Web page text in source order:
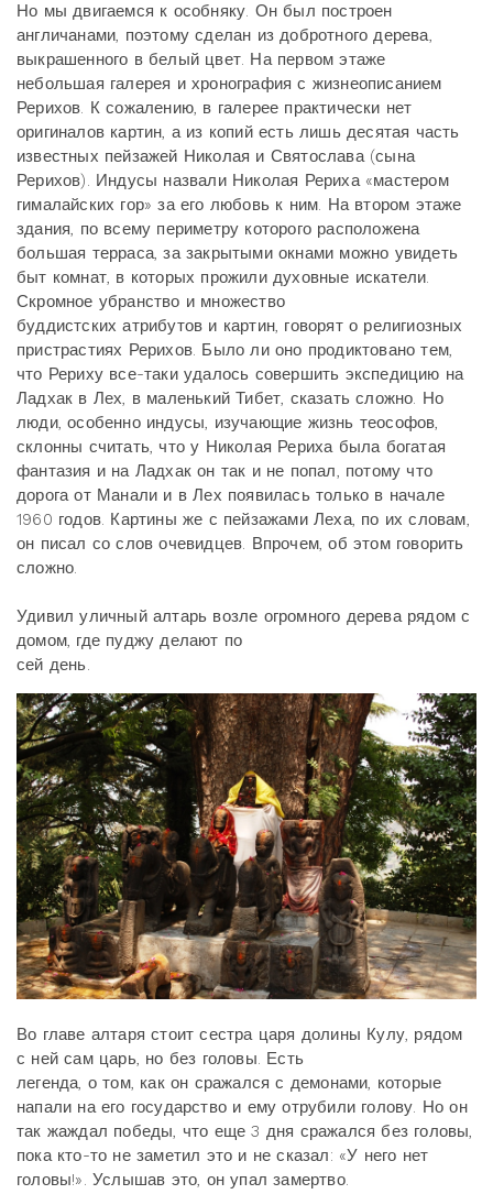
Но мы двигаемся к особняку. Он был построен
англичанами, поэтому сделан из добротного дерева,
выкрашенного в белый цвет. На первом этаже
небольшая галерея и хронография с жизнеописанием
Рерихов. К сожалению, в галерее практически нет
оригиналов картин, а из копий есть лишь десятая часть
известных пейзажей Николая и Святослава (сына
Рерихов). Индусы назвали Николая Рериха «мастером
гималайских гор» за его любовь к ним. На втором этаже
здания, по всему периметру которого расположена
большая терраса, за закрытыми окнами можно увидеть
быт комнат, в которых прожили духовные искатели.
Скромное убранство и множество
буддистских атрибутов и картин, говорят о религиозных
пристрастиях Рерихов. Было ли оно продиктовано тем,
что Рериху все-таки удалось совершить экспедицию на
Ладхак в Лех, в маленький Тибет, сказать сложно. Но
люди, особенно индусы, изучающие жизнь теософов,
склонны считать, что у Николая Рериха была богатая
фантазия и на Ладхак он так и не попал, потому что
дорога от Манали и в Лех появилась только в начале
1960 годов. Картины же с пейзажами Леха, по их словам,
он писал со слов очевидцев. Впрочем, об этом говорить
сложно.
Удивил уличный алтарь возле огромного дерева рядом с
домом, где пуджу делают по
сей день.
Во главе алтаря стоит сестра царя долины Кулу, рядом
с ней сам царь, но без головы. Есть
легенда, о том, как он сражался с демонами, которые
напали на его государство и ему отрубили голову. Но он
так жаждал победы, что еще 3 дня сражался без головы,
пока кто-то не заметил это и не сказал: «У него нет
головы!». Услышав это, он упал замертво.